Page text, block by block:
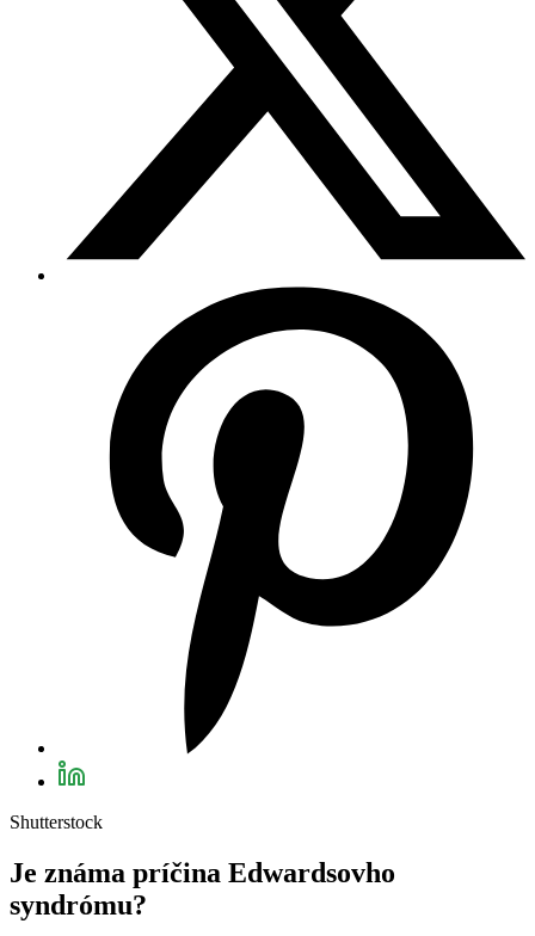
Shutterstock
Je známa príčina Edwardsovho
syndrómu?